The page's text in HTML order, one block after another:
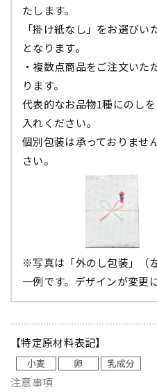
たします。
「掛け紙なし」をお選びい
となります。
・複数点商品をご注文い
ります。
代表的なお品物1種にのし
入れください。
個別包装は承っておりませ
さい。
※写真は「外のし包装」（
一例です。デザインが変更
【特定原材料表記】
注意事項